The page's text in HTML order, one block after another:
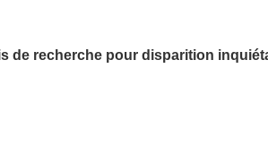
de recherche pour disparition